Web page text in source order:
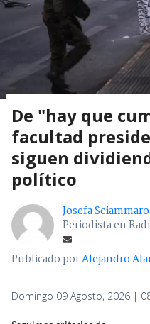
De "hay que
facultad
siguen
político
Josefa Sciammaro
Periodista en
Publicado porAlejandro
Domingo 09 Agosto, 2026 |